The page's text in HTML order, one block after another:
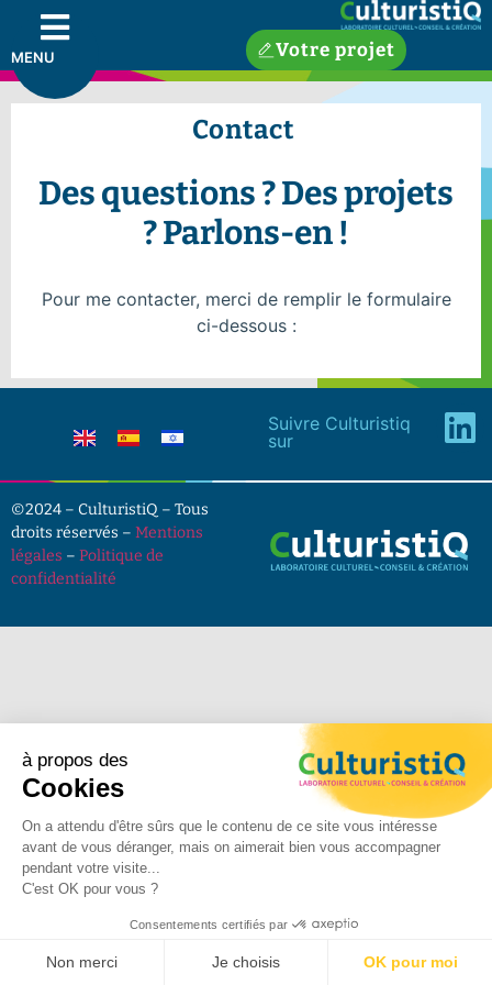
MENU Votre projet
Contact
Des questions ? Des projets
? Parlons-en !
Pour me contacter, merci de remplir le formulaire
ci-dessous :
Suivre Culturistiq
sur
©2024 – CulturistiQ – Tous
droits réservés – Mentions
légales – Politique de
confidentialité
à propos des
Cookies
On a attendu d'être sûrs que le contenu de ce site vous intéresse
avant de vous déranger, mais on aimerait bien vous accompagner
pendant votre visite...
C'est OK pour vous ?
Consentements certifiés par
Non merci Je choisis OK pour moi